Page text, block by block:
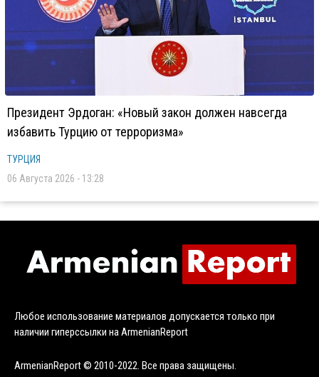
Президент Эрдоган: «Новый закон должен навсегда
избавить Турцию от терроризма»
ТУРЦИЯ
06 Августа 2026 - 13:28
Любое использование материалов допускается только при
наличии гиперссылки на ArmenianReport
ArmenianReport © 2010-2022. Все права защищены.